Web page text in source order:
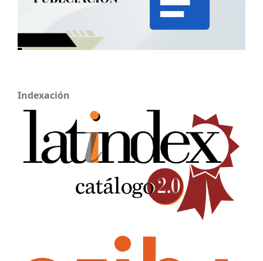
Indexación